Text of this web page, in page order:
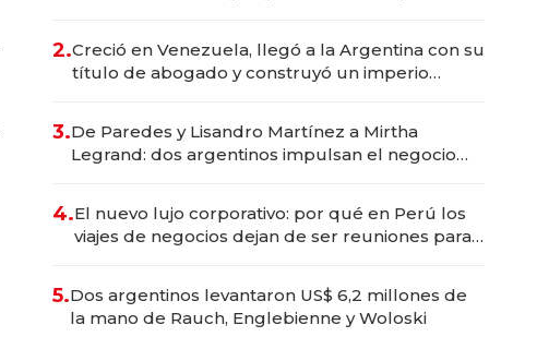
2.Creció en Venezuela, llegó a la Argentina con su
título de abogado y construyó un imperio
3.De Paredes y Lisandro Martínez a Mirtha
Legrand: dos argentinos impulsan el negocio
4.El nuevo lujo corporativo: por qué en Perú los
viajes de negocios dejan de ser reuniones para
5.Dos argentinos levantaron US$ 6,2 millones de
la mano de Rauch, Englebienne y Woloski